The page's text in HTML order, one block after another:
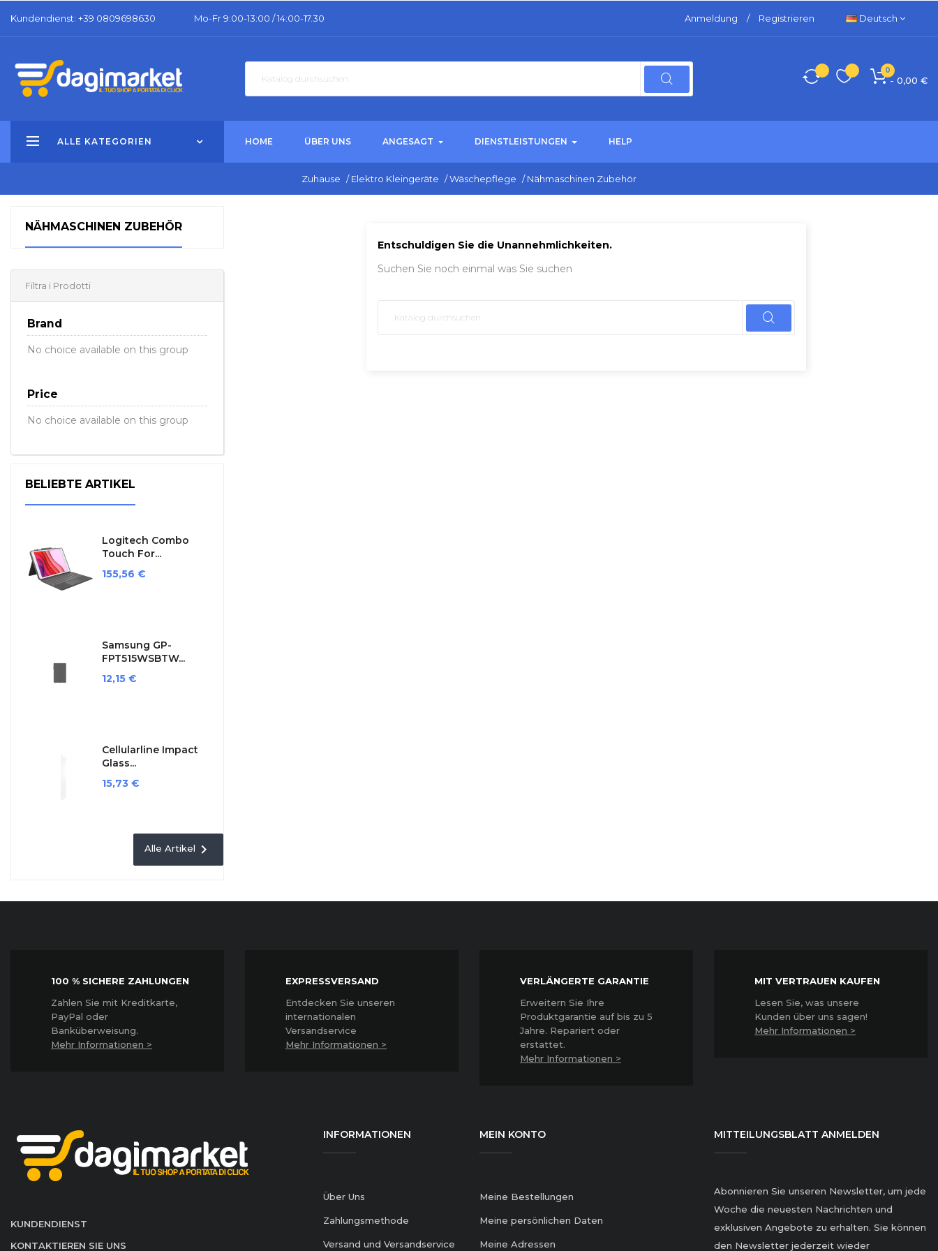
Kundendienst: +39 0809698630 Mo-Fr 9:00-13:00 / 14:00-17.30 Anmeldung / Registrieren Deutsch
0
- 0,00 €
ALLE KATEGORIEN HOME ÜBER UNS ANGESAGT DIENSTLEISTUNGEN HELP
Zuhause / Elektro Kleingeräte /Wäschepflege / Nähmaschinen Zubehör
NÄHMASCHINEN ZUBEHÖR
Filtra i Prodotti
Brand
No choice available on this group
Price
No choice available on this group
BELIEBTE ARTIKEL
Logitech Combo
Touch For...
Preis
155,56 €
Samsung GP-
FPT515WSBTW...
Preis
12,15 €
Cellularline Impact
Glass...
Preis
15,73 €
Alle Artikel 
Entschuldigen Sie die Unannehmlichkeiten.
Suchen Sie noch einmal was Sie suchen
100 % SICHERE ZAHLUNGEN
Zahlen Sie mit Kreditkarte,
PayPal oder
Banküberweisung.
Mehr Informationen >
EXPRESSVERSAND
Entdecken Sie unseren
internationalen
Versandservice
Mehr Informationen >
VERLÄNGERTE GARANTIE
Erweitern Sie Ihre
Produktgarantie auf bis zu 5
Jahre. Repariert oder
erstattet.
Mehr Informationen >
MIT VERTRAUEN KAUFEN
Lesen Sie, was unsere
Kunden über uns sagen!
Mehr Informationen >
KUNDENDIENST
KONTAKTIEREN SIE UNS
INFORMATIONEN
Über Uns
Zahlungsmethode
Versand und Versandservice
MEIN KONTO
Meine Bestellungen
Meine persönlichen Daten
Meine Adressen
MITTEILUNGSBLATT ANMELDEN
Abonnieren Sie unseren Newsletter, um jede
Woche die neuesten Nachrichten und
exklusiven Angebote zu erhalten. Sie können
den Newsletter jederzeit wieder